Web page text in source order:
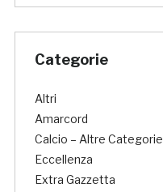
Categorie
Altri
Amarcord
Calcio – Altre Categorie
Eccellenza
Extra Gazzetta